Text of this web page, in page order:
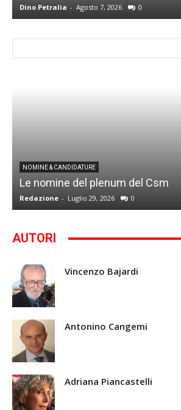
Dino Petralia - Agosto 7, 2026 0
NOMINE & CANDIDATURE
Le nomine del plenum del Csm
Redazione - Luglio 29, 2026 0
AUTORI
Vincenzo Bajardi
Antonino Cangemi
Adriana Piancastelli